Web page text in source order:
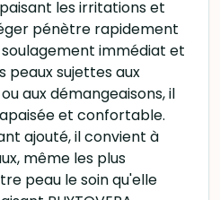
les irritations et
pénètre rapidement
immédiat et
peaux sujettes aux
aux démangeaisons, il
et confortable.
ajouté, il convient à
même les plus
peau le soin qu'elle